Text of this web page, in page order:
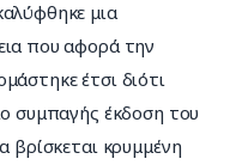
μια
που αφορά την
έτσι διότι
συμπαγής έκδοση του
βρίσκεται κρυμμένη